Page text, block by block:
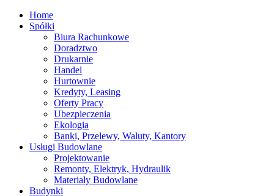
Home
Spółki
Biura Rachunkowe
Doradztwo
Drukarnie
Handel
Hurtownie
Kredyty, Leasing
Oferty Pracy
Ubezpieczenia
Ekologia
Banki, Przelewy, Waluty, Kantory
Usługi Budowlane
Projektowanie
Remonty, Elektryk, Hydraulik
Materiały Budowlane
Budynki